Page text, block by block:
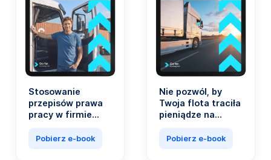
Stosowanie
przepisów prawa
pracy w firmie
musi być
Pobierz e-book
Nie pozwól, by
Twoja flota traciła
pieniądze na
paliwa stanowią
Pobierz e-book